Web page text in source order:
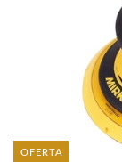
OFERTA